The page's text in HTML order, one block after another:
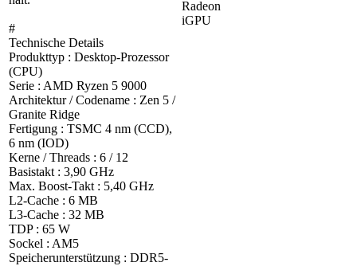
#
Technische Details
Produkttyp : Desktop-Prozessor
(CPU)
Serie : AMD Ryzen 5 9000
Architektur / Codename : Zen 5 /
Granite Ridge
Fertigung : TSMC 4 nm (CCD),
6 nm (IOD)
Kerne / Threads : 6 / 12
Basistakt : 3,90 GHz
Max. Boost-Takt : 5,40 GHz
L2-Cache : 6 MB
L3-Cache : 32 MB
TDP : 65 W
Sockel : AM5
Speicherunterstützung : DDR5-
Radeon
iGPU